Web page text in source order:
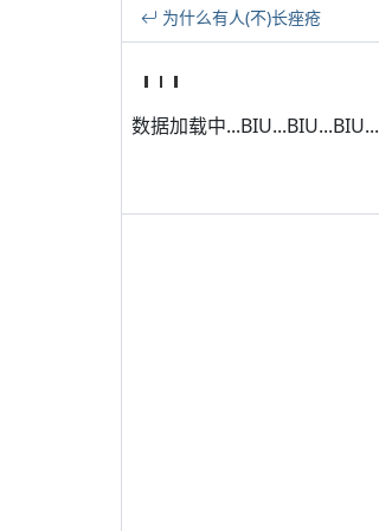
为什么有人(不)长痤疮
数据加载中...BIU...BIU...BIU...